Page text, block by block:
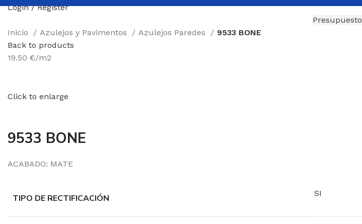
Login / Register
Presupuesto
Inicio
Azulejos y Pavimentos Azulejos Paredes
9533 BONE
Back to products
19.50 €/m2
Click to enlarge
9533 BONE
ACABADO: MATE
TIPO DE RECTIFICACIÓN SI